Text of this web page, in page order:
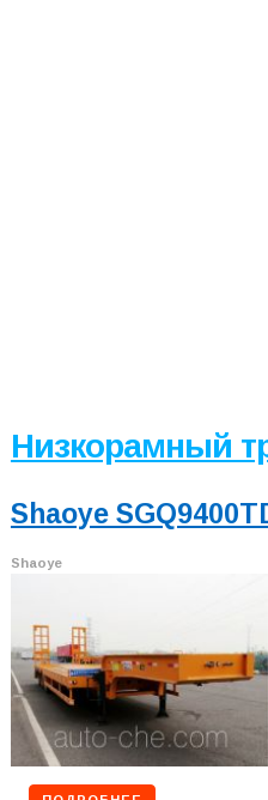
Низкорамный
Shaoye
Shaoye